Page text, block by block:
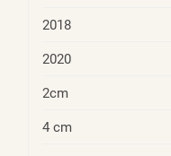
2018
2020
2cm
4 cm